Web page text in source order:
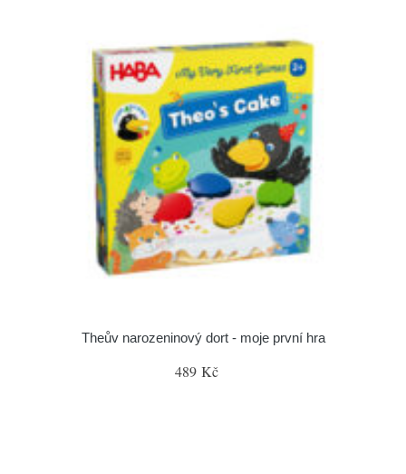
Theův narozeninový dort - moje první hra
489 Kč